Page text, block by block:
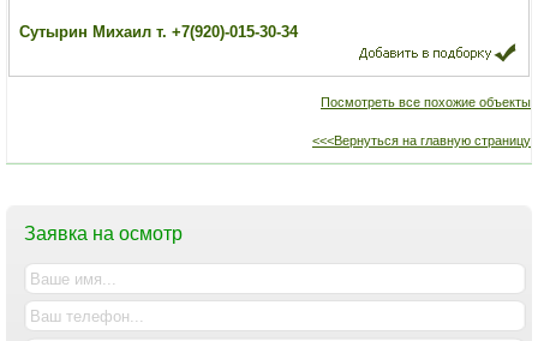
Сутырин Михаил т. +7(920)-015-30-34
Посмотреть все похожие объекты
<<<Вернуться на главную страницу
Заявка на осмотр